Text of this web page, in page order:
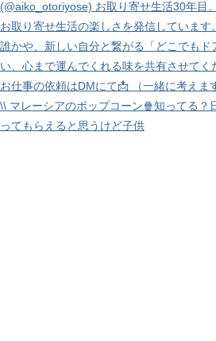
\\ マレーシアのポップコーン🍿知ってる？
ってもらえると思うけど子供